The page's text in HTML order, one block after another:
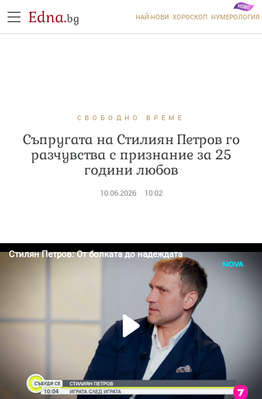
Edna.bg НАЙ-НОВИ ХОРОСКОП НУМЕРОЛОГИЯ
СВОБОДНО ВРЕМЕ
Съпругата на Стилиян Петров го
разчувства с признание за 25
години любов
10.06.2026 10:02